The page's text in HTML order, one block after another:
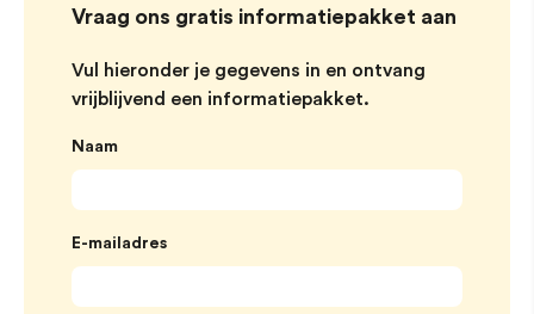
Vraag ons gratis informatiepakket aan
Vul hieronder je gegevens in en ontvang
vrijblijvend een informatiepakket.
Naam
E-mailadres